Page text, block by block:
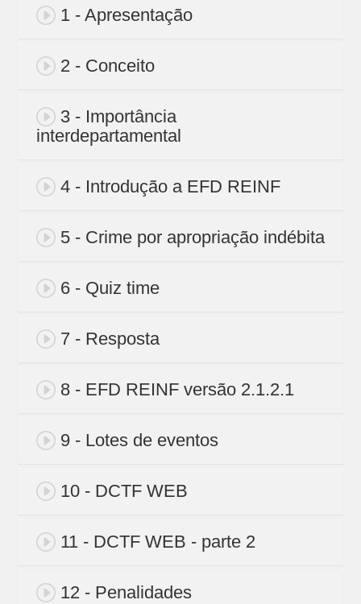
1 - Apresentação
2 - Conceito
3 - Importância
interdepartamental
4 - Introdução a EFD REINF
5 - Crime por apropriação indébita
6 - Quiz time
7 - Resposta
8 - EFD REINF versão 2.1.2.1
9 - Lotes de eventos
10 - DCTF WEB
11 - DCTF WEB - parte 2
12 - Penalidades